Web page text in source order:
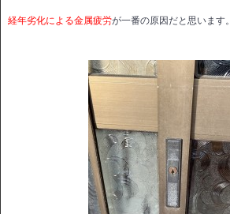
経年劣化による金属疲労が一番の原因だと思います。